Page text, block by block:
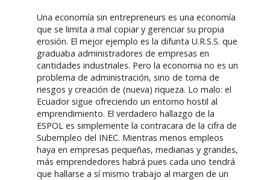
Una economía sin entrepreneurs es una economía
que se limita a mal copiar y gerenciar su propia
erosión. El mejor ejemplo es la difunta U.R.S.S. que
graduaba administradores de empresas en
cantidades industriales. Pero la economia no es un
problema de administración, sino de toma de
riesgos y creación de (nueva) riqueza. Lo malo: el
Ecuador sigue ofreciendo un entorno hostil al
emprendimiento. El verdadero hallazgo de la
ESPOL es simplemente la contracara de la cifra de
Subempleo del INEC. Mientras menos empleos
haya en empresas pequeñas, medianas y grandes,
más emprendedores habrá pues cada uno tendrá
que hallarse a sí mismo trabajo al margen de un